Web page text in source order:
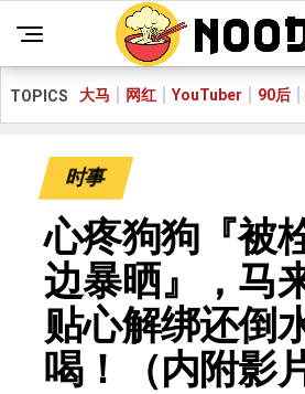
TOPICS 大马 网红 YouTuber 90后
时事
心疼狗狗『被
边暴晒』，马
贴心解绑还倒
喝！（内附影片